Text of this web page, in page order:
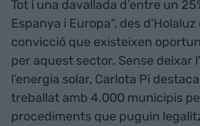
Tot i una davallada d’entre un
Espanya i Europa”, des
convicció que existeixen
per aquest sector. Sense deixar
l’energia solar, Carlota Pi
treballat amb 4.000 municipis
procediments que puguin